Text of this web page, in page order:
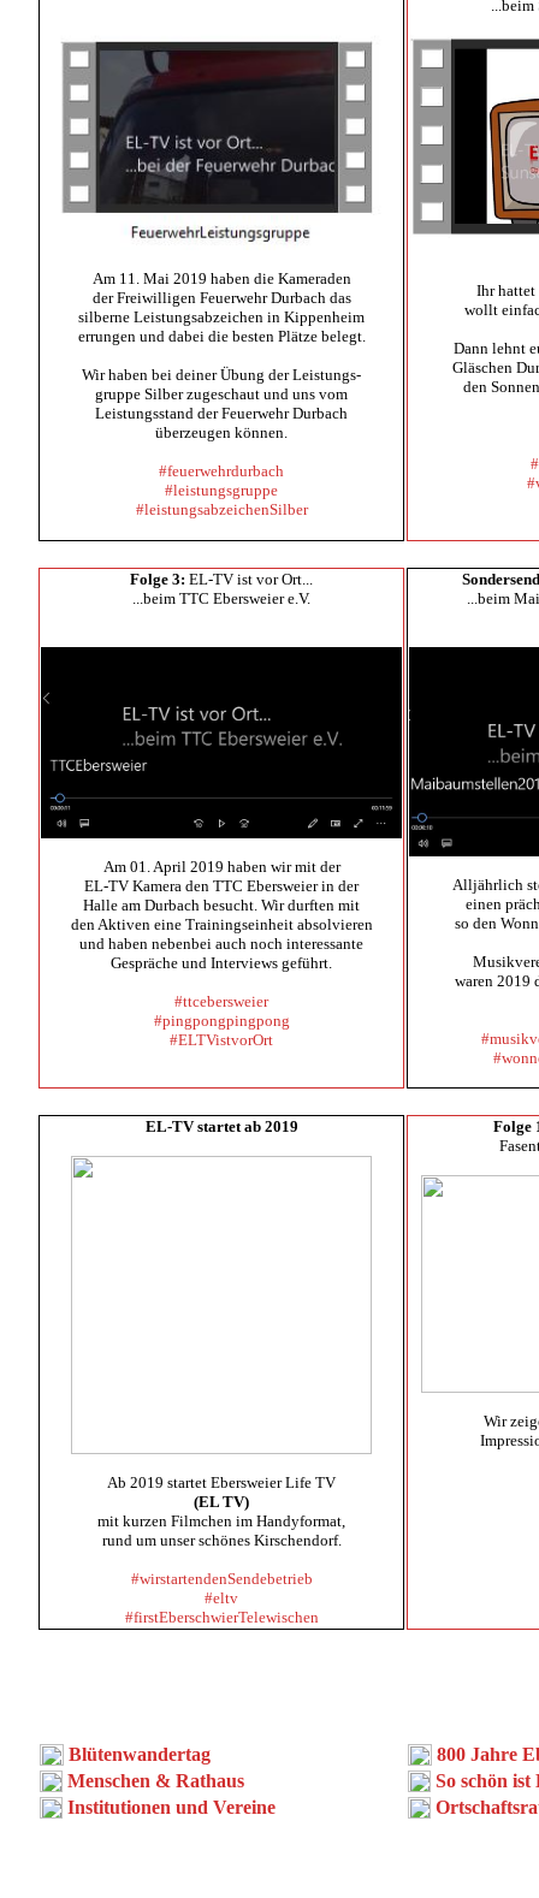
Am 11. Mai 2019 haben die Kameraden
der Freiwilligen Feuerwehr Durbach das
silberne Leistungsabzeichen in Kippenheim
errungen und dabei die besten Plätze belegt.
Wir haben bei deiner Übung der Leistungs-
gruppe Silber zugeschaut und uns vom
Leistungsstand der Feuerwehr Durbach
überzeugen können.
#feuerwehrdurbach
#leistungsgruppe
#leistungsabzeichenSilber
...beim
Ihr hattet
wollt
Dann lehnt
Gläschen
den
Folge 3: EL-TV ist vor Ort...
...beim TTC Ebersweier e.V.
Am 01. April 2019 haben wir mit der
EL-TV Kamera den TTC Ebersweier in der
Halle am Durbach besucht. Wir durften mit
den Aktiven eine Trainingseinheit absolvieren
und haben nebenbei auch noch interessante
Gespräche und Interviews geführt.
#ttcebersweier
#pingpongpingpong
#ELTVistvorOrt
...beim
Alljährlich
einen
so den
waren 2019
EL-TV startet ab 2019
Ab 2019 startet Ebersweier Life TV
(EL TV)
mit kurzen Filmchen im Handyformat,
rund um unser schönes Kirschendorf.
#wirstartendenSendebetrieb
#eltv
#firstEberschwierTelewischen
Folge
Wir
Blütenwandertag
800 Jahre
Menschen & Rathaus
So schön ist
Institutionen und Vereine